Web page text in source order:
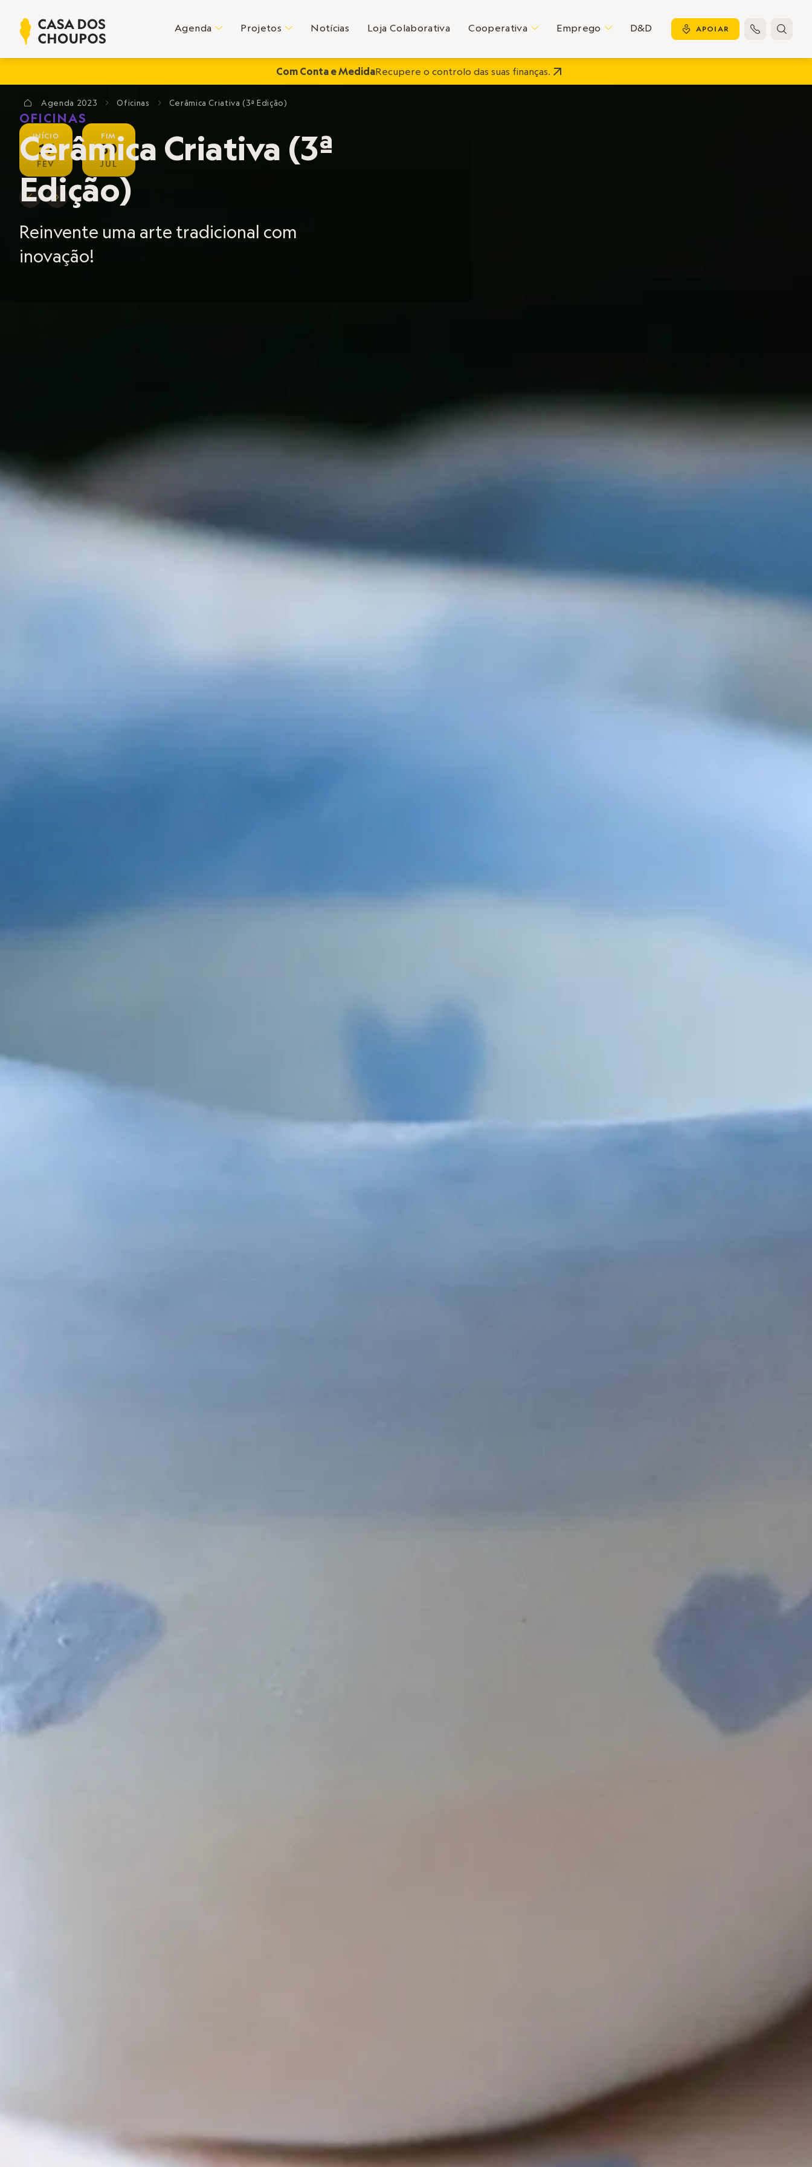
Agenda C Projetos C Notícias Loja Colaborativa Cooperativa C Emprego C D&D y APOIAR  
Com Conta e MedidaRecupere o controlo das suas finanças.
INÍCIO
17
FEV
FIM
30
JUL
D E
OFICINAS
Cerâmica Criativa (3ª
Edição)
Reinvente uma arte tradicional com
inovação!
? Agenda 2023 E Oficinas E Cerâmica Criativa (3ª Edição)